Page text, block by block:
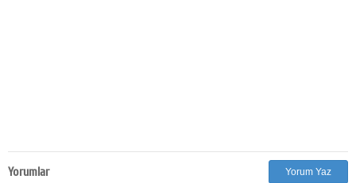
Yorumlar Yorum Yaz